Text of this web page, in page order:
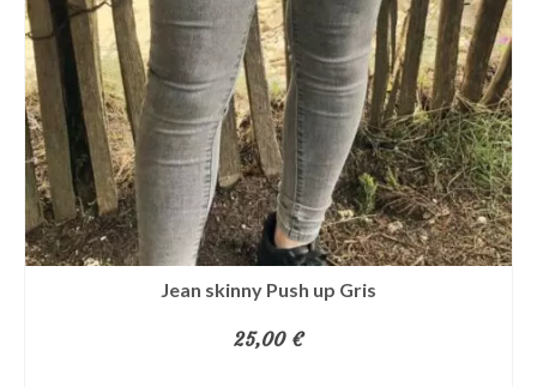
peuvent
être
choisies
sur
la
page
du
produit
Jean skinny Push up Gris
25,00 €